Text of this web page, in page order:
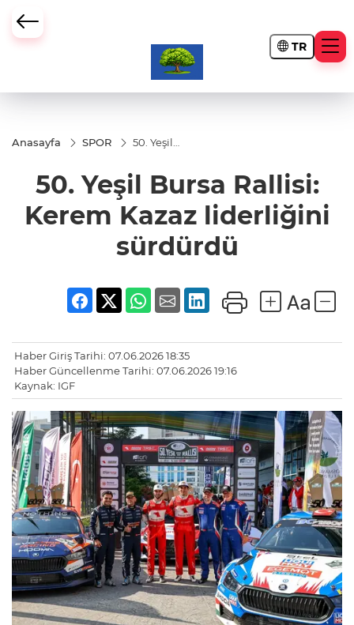
TR
Anasayfa SPOR
50. Yeşil
Kerem
Kazaz
liderliğini
sürdürdü
50. Yeşil Bursa Rallisi:
Kerem Kazaz liderliğini
sürdürdü
Haber Giriş Tarihi: 07.06.2026 18:35
Haber Güncellenme Tarihi: 07.06.2026 19:16
Kaynak: IGF